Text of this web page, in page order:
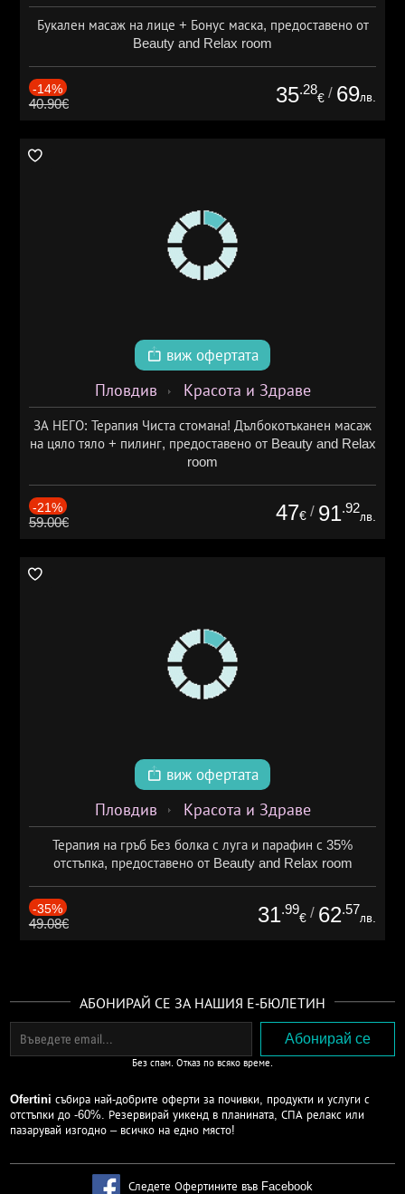
Букален масаж на лице + Бонус маска, предоставено от
Beauty and Relax room
-14%
40.90€ 35.28
€ / 69лв.
виж офертата
Пловдив Красота и Здраве
ЗА НЕГО: Терапия Чиста стомана! Дълбокотъканен масаж
на цяло тяло + пилинг, предоставено от Beauty and Relax
room
-21%
59.00€ 47€ / 91.92
лв.
виж офертата
Пловдив Красота и Здраве
Терапия на гръб Без болка с луга и парафин с 35%
отстъпка, предоставено от Beauty and Relax room
-35%
49.08€ 31.99
€ / 62.57
лв.
АБОНИРАЙ СЕ ЗА НАШИЯ Е-БЮЛЕТИН
Без спам. Отказ по всяко време.
Ofertini събира най-добрите оферти за почивки, продукти и услуги с
отстъпки до -60%. Резервирай уикенд в планината, СПА релакс или
пазарувай изгодно – всичко на едно място!
Следете Офертините във Facebook